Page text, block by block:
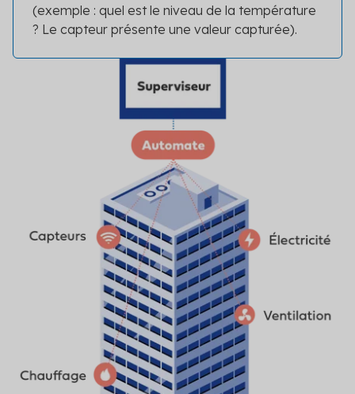
(exemple : quel est le niveau de la température
? Le capteur présente une valeur capturée).